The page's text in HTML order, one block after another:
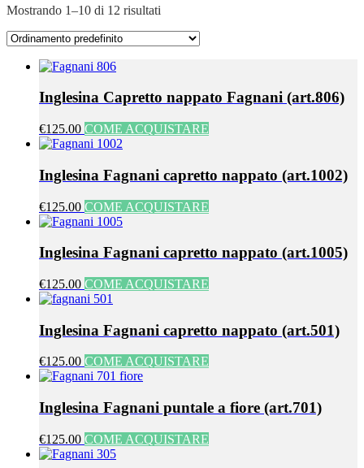
Mostrando 1–10 di 12 risultati
Inglesina Capretto nappato Fagnani (art.806)
€125.00 COME ACQUISTARE
Inglesina Fagnani capretto nappato (art.1002)
€125.00 COME ACQUISTARE
Inglesina Fagnani capretto nappato (art.1005)
€125.00 COME ACQUISTARE
Inglesina Fagnani capretto nappato (art.501)
€125.00 COME ACQUISTARE
Inglesina Fagnani puntale a fiore (art.701)
€125.00 COME ACQUISTARE